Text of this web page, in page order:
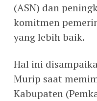
(ASN) dan
komitmen
yang lebih baik.
Hal ini
Murip saat
Kabupaten